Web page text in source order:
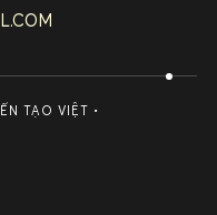
TẠO VIỆT •